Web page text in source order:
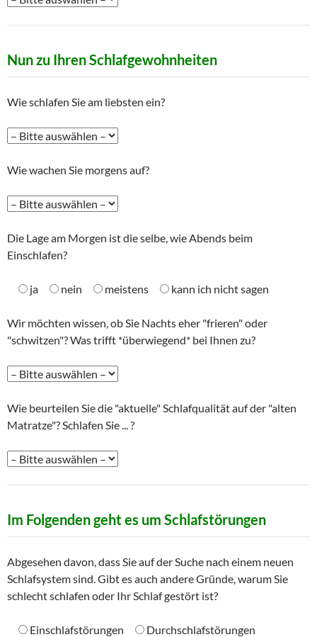
Nun zu Ihren Schlafgewohnheiten
Wie schlafen Sie am liebsten ein?
Wie wachen Sie morgens auf?
Die Lage am Morgen ist die selbe, wie Abends beim
Einschlafen?
ja nein meistens kann ich nicht sagen
Wir möchten wissen, ob Sie Nachts eher "frieren" oder
"schwitzen"? Was trifft *überwiegend* bei Ihnen zu?
Wie beurteilen Sie die "aktuelle" Schlafqualität auf der "alten
Matratze"? Schlafen Sie ... ?
Im Folgenden geht es um Schlafstörungen
Abgesehen davon, dass Sie auf der Suche nach einem neuen
Schlafsystem sind. Gibt es auch andere Gründe, warum Sie
schlecht schlafen oder Ihr Schlaf gestört ist?
Einschlafstörungen
Durchschlafstörungen